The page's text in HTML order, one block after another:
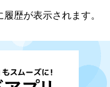
歴が表示されます。